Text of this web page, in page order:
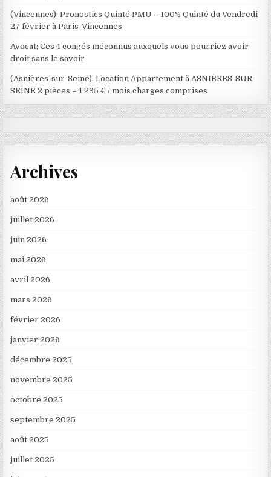
(Vincennes): Pronostics Quinté PMU – 100% Quinté du Vendredi
27 février à Paris-Vincennes
Avocat; Ces 4 congés méconnus auxquels vous pourriez avoir
droit sans le savoir
(Asnières-sur-Seine): Location Appartement à ASNIÈRES-SUR-
SEINE 2 pièces – 1 295 € / mois charges comprises
Archives
août 2026
juillet 2026
juin 2026
mai 2026
avril 2026
mars 2026
février 2026
janvier 2026
décembre 2025
novembre 2025
octobre 2025
septembre 2025
août 2025
juillet 2025